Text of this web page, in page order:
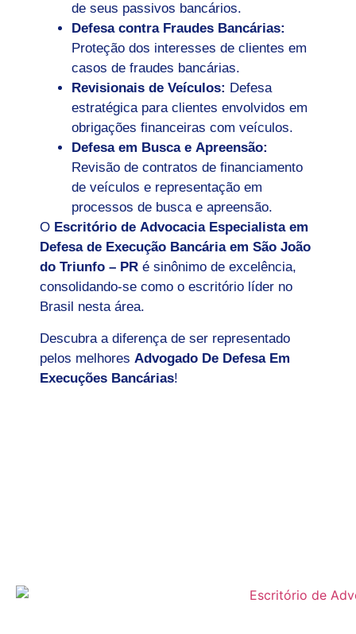
de seus passivos bancários.
Defesa contra Fraudes Bancárias:
Proteção dos interesses de clientes em
casos de fraudes bancárias.
Revisionais de Veículos: Defesa
estratégica para clientes envolvidos em
obrigações financeiras com veículos.
Defesa em Busca e Apreensão:
Revisão de contratos de financiamento
de veículos e representação em
processos de busca e apreensão.
O Escritório de Advocacia Especialista em
Defesa de Execução Bancária em São João
do Triunfo – PR é sinônimo de excelência,
consolidando-se como o escritório líder no
Brasil nesta área.
Descubra a diferença de ser representado
pelos melhores Advogado De Defesa Em
Execuções Bancárias!